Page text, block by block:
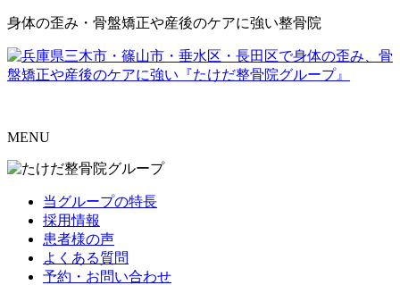
身体の歪み・骨盤矯正や産後のケアに強い整骨院
MENU
当グループの特長
採用情報
患者様の声
よくある質問
予約・お問い合わせ